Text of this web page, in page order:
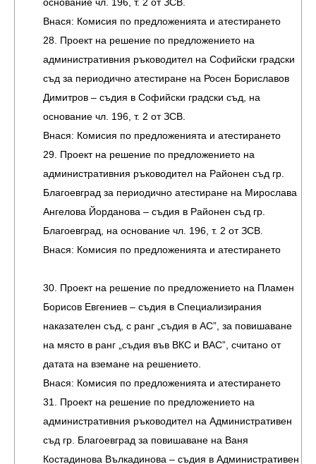
Внася: Комисия по предложенията и атестирането
28. Проект на решение по предложението на
административния ръководител на Софийски градски
съд за периодично атестиране на Росен Бориславов
Димитров – съдия в Софийски градски съд, на
основание чл. 196, т. 2 от ЗСВ.
Внася: Комисия по предложенията и атестирането
29. Проект на решение по предложението на
административния ръководител на Районен съд гр.
Благоевград за периодично атестиране на Мирослава
Ангелова Йорданова – съдия в Районен съд гр.
Благоевград, на основание чл. 196, т. 2 от ЗСВ.
Внася: Комисия по предложенията и атестирането
30. Проект на решение по предложението на Пламен
Борисов Евгениев – съдия в Специализирания
наказателен съд, с ранг „съдия в АС”, за повишаване
на място в ранг „съдия във ВКС и ВАС”, считано от
датата на вземане на решението.
Внася: Комисия по предложенията и атестирането
31. Проект на решение по предложението на
административния ръководител на Административен
съд гр. Благоевград за повишаване на Ваня
Костадинова Вълкадинова – съдия в Административен